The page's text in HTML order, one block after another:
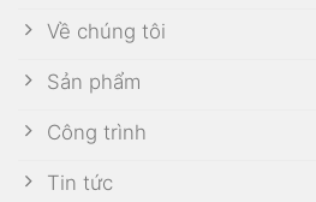
Về chúng tôi
Sản phẩm
Công trình
Tin tức